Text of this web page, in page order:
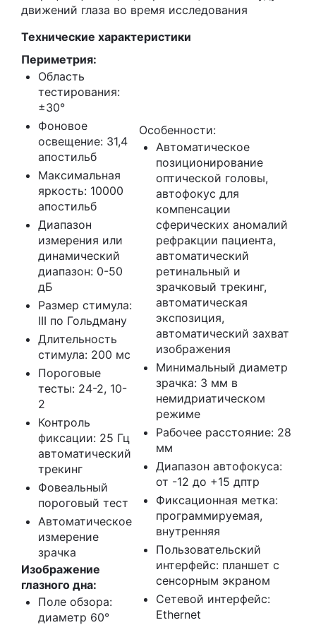
движений глаза во время исследования
Технические характеристики
Периметрия:
Область
тестирования:
±30°
Фоновое
освещение: 31,4
апостильб
Максимальная
яркость: 10000
апостильб
Диапазон
измерения или
динамический
диапазон: 0-50
дБ
Размер стимула:
III по Гольдману
Длительность
стимула: 200 мс
Пороговые
тесты: 24-2, 10-
2
Контроль
фиксации: 25 Гц
автоматический
трекинг
Фовеальный
пороговый тест
Автоматическое
измерение
зрачка
Изображение
глазного дна:
Поле обзора:
диаметр 60°
Особенности:
Автоматическое
позиционирование
оптической головы,
автофокус для
компенсации
сферических аномалий
рефракции пациента,
автоматический
ретинальный и
зрачковый трекинг,
автоматическая
экспозиция,
автоматический захват
изображения
Минимальный диаметр
зрачка: 3 мм в
немидриатическом
режиме
Рабочее расстояние: 28
мм
Диапазон автофокуса:
от -12 до +15 дптр
Фиксационная метка:
программируемая,
внутренняя
Пользовательский
интерфейс: планшет с
сенсорным экраном
Сетевой интерфейс:
Ethernet